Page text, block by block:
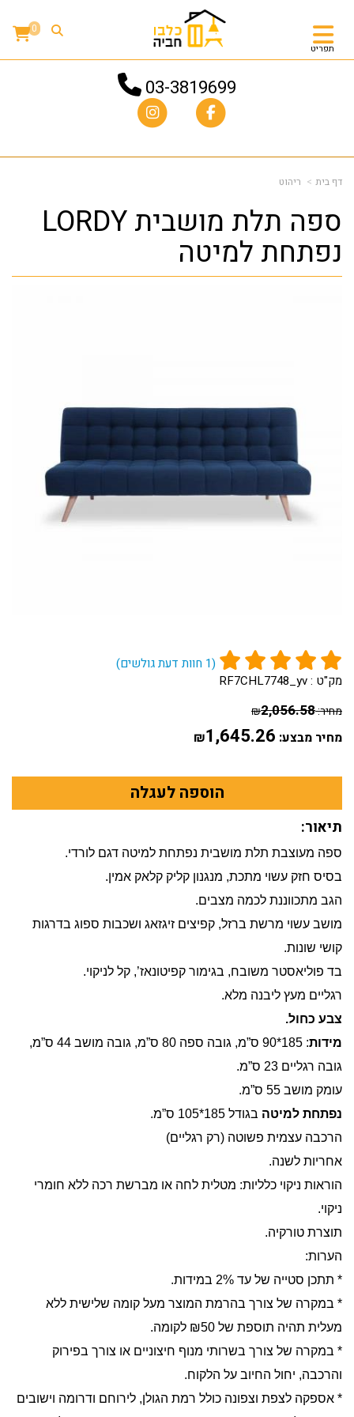
תפריט
0
03-3819699
דף בית ריהוט
ספה תלת מושבית LORDY
נפתחת למיטה
(
1 חוות דעת גולשים)
מק"ט :RF7CHL7748_yv
מחיר: ₪2,056.58
מחיר מבצע: ₪1,645.26
תיאור:
ספה מעוצבת תלת מושבית נפתחת למיטה דגם לורדי.
בסיס חזק עשוי מתכת, מנגנון קליק קלאק אמין.
הגב מתכווננת לכמה מצבים.
מושב עשוי מרשת ברזל, קפיצים זיגזאג ושכבות ספוג בדרגות
קושי שונות.
בד פוליאסטר משובח, בגימור קפיטונאז’, קל לניקוי.
רגליים מעץ ליבנה מלא.
צבע כחול.
מידות
: 185*90 ס”מ, גובה ספה 80 ס”מ, גובה מושב 44 ס”מ,
גובה רגליים 23 ס”מ.
עומק מושב 55 ס”מ.
נפתחת למיטה בגודל 185*105 ס”מ.
הרכבה עצמית פשוטה (רק רגליים)
אחריות לשנה.
הוראות ניקוי כלליות: מטלית לחה או מברשת רכה ללא חומרי
ניקוי.
תוצרת טורקיה.
הערות:
* תתכן סטייה של עד 2% במידות.
* במקרה של צורך בהרמת המוצר מעל קומה שלישית ללא
מעלית תהיה תוספת של ₪50 לקומה.
* במקרה של צורך בשרותי מנוף חיצוניים או צורך בפירוק
והרכבה, יחול החיוב על הלקוח.
* אספקה לצפת וצפונה כולל רמת הגולן, לירוחם ודרומה וישובים